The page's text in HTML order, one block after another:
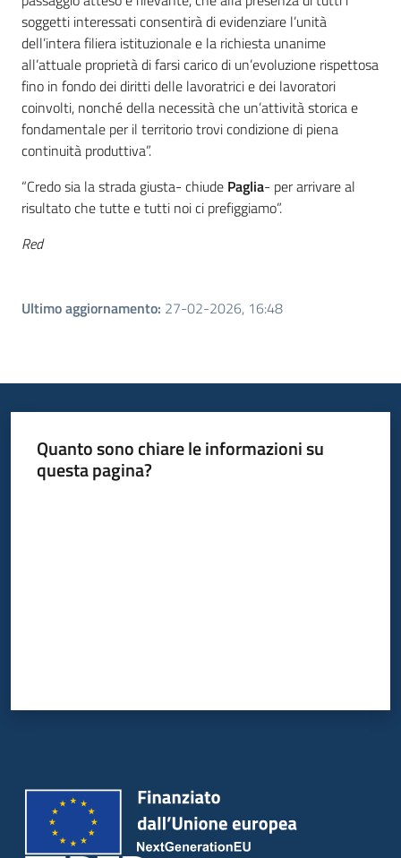
soggetti interessati consentirà di evidenziare l’unità
dell’intera filiera istituzionale e la richiesta unanime
all’attuale proprietà di farsi carico di un’evoluzione rispettosa
fino in fondo dei diritti delle lavoratrici e dei lavoratori
coinvolti, nonché della necessità che un’attività storica e
fondamentale per il territorio trovi condizione di piena
continuità produttiva”.
“Credo sia la strada giusta- chiude Paglia- per arrivare al
risultato che tutte e tutti noi ci prefiggiamo”.
Red
Ultimo aggiornamento: 27-02-2026, 16:48
Quanto sono chiare le informazioni su
questa pagina?